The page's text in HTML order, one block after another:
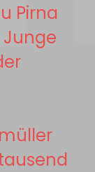
Pirna
Junge